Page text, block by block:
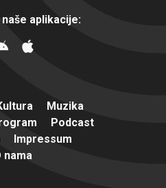
aplikacije:
Muzika
Podcast
Impressum
nama